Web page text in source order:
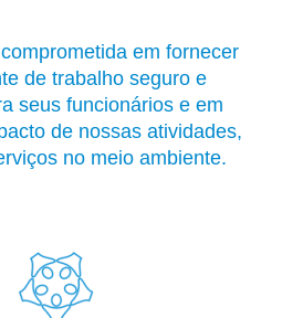
em fornecer
de trabalho seguro e
seus funcionários e em
de nossas atividades,
no meio ambiente.